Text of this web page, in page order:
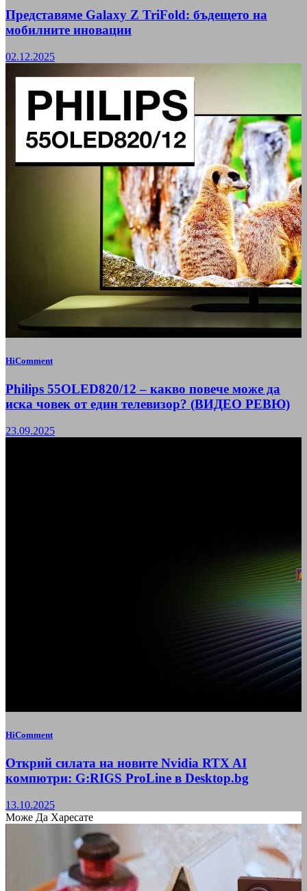
Представяме Galaxy Z TriFold: бъдещето на
мобилните иновации
02.12.2025
HiComment
Philips 55OLED820/12 – какво повече може да
иска човек от един телевизор? (ВИДЕО РЕВЮ)
23.09.2025
HiComment
Открий силата на новите Nvidia RTX AI
компютри: G:RIGS ProLine в Desktop.bg
13.10.2025
Може Да Харесате